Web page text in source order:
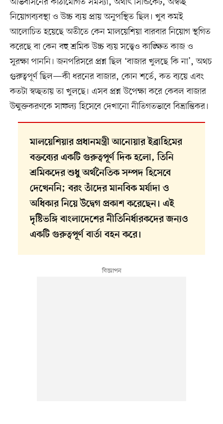
নিয়োগব্যবস্থা ও উচ্চ ব্যয় প্রায় অনুপস্থিত ছিল। খুব কমই
আলোচিত হয়েছে অতীতে কেন মালয়েশিয়া বারবার নিয়োগ স্থগিত
করেছে বা কেন বহু শ্রমিক উচ্চ ব্যয় সত্ত্বেও কাঙ্ক্ষিত কাজ ও
সুরক্ষা পাননি। জনপরিসরে প্রশ্ন ছিল ‘বাজার খুলছে কি না’, অথচ
গুরুত্বপূর্ণ ছিল—কী ধরনের বাজার, কোন শর্তে, কত ব্যয়ে এবং
কতটা স্বচ্ছতায় তা খুলছে। এসব প্রশ্ন উপেক্ষা করে কেবল বাজার
উন্মুক্তকরণকে সাফল্য হিসেবে দেখানো নীতিগতভাবে বিভ্রান্তিকর।
মালয়েশিয়ার প্রধানমন্ত্রী আনোয়ার ইব্রাহিমের
বক্তব্যের একটি গুরুত্বপূর্ণ দিক হলো, তিনি
শ্রমিকদের শুধু অর্থনৈতিক সম্পদ হিসেবে
দেখেননি; বরং তাঁদের মানবিক মর্যাদা ও
অধিকার নিয়ে উদ্বেগ প্রকাশ করেছেন। এই
দৃষ্টিভঙ্গি বাংলাদেশের নীতিনির্ধারকদের জন্যও
একটি গুরুত্বপূর্ণ বার্তা বহন করে।